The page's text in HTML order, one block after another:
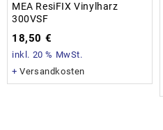
MEA ResiFIX Vinylharz
300VSF
18,50 €
inkl. 20 % MwSt.
+Versandkosten